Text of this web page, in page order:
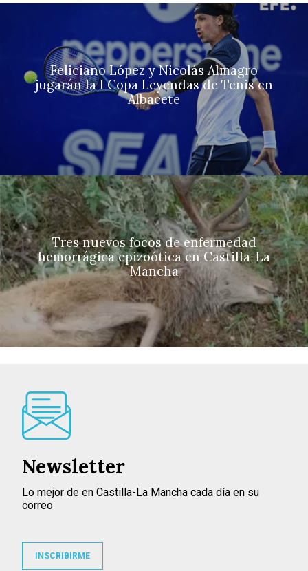
Feliciano López y Nicolás Almagro
jugarán la I Copa Leyendas de Tenis en
Albacete
Tres nuevos focos de enfermedad
hemorrágica epizoótica en Castilla-La
Mancha
Newsletter
Lo mejor de en Castilla-La Mancha cada día en su
correo
INSCRIBIRME